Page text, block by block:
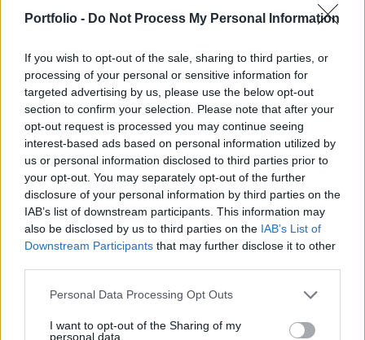
Portfolio - Do Not Process My Personal Information
If you wish to opt-out of the sale, sharing to third parties, or
processing of your personal or sensitive information for
targeted advertising by us, please use the below opt-out
section to confirm your selection. Please note that after your
opt-out request is processed you may continue seeing
interest-based ads based on personal information utilized by
us or personal information disclosed to third parties prior to
your opt-out. You may separately opt-out of the further
disclosure of your personal information by third parties on the
IAB’s list of downstream participants. This information may
also be disclosed by us to third parties on the IAB’s List of
Downstream Participants that may further disclose it to other
Personal Data Processing Opt Outs
I want to opt-out of the Sharing of my
personal data.
okosmérők bevezetését – derült ki a
Back to Europe 2026Az áprilisi választások után
visszakerült az európai térképre Magyarország, a kormány
kiemelt célja az uniós források hazahozatala, illetve
hosszabb távon az euró bevezetése. Milyen utat kell
bejárnia Magyarországnak addig és mekkora lökést
adhatnak az uniós pénzek a gazdaságnak? Ezzel a
kérdéssel foglalkozik a Portfolio konferenciája, mely
szakértőkkel...
KEDVES OLVASÓNK!
A keresett cikk a portfolio.hu hírarchívumához
regisztrációhoz kötött.